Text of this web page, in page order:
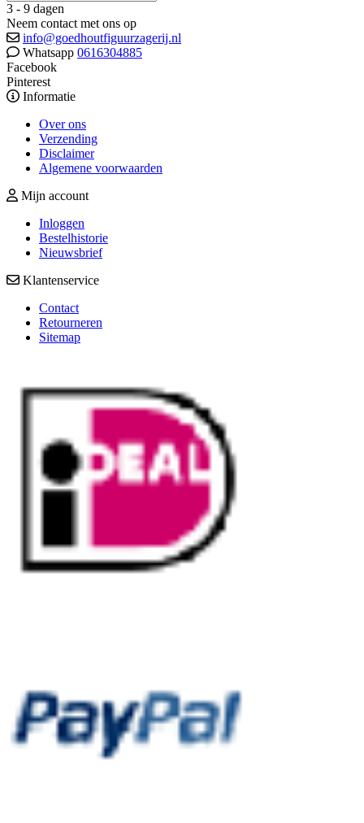
3 - 9 dagen
Neem contact met ons op
info@goedhoutfiguurzagerij.nl
Whatsapp 0616304885
Facebook
Pinterest
Informatie
Over ons
Verzending
Disclaimer
Algemene voorwaarden
Mijn account
Inloggen
Bestelhistorie
Nieuwsbrief
Klantenservice
Contact
Retourneren
Sitemap